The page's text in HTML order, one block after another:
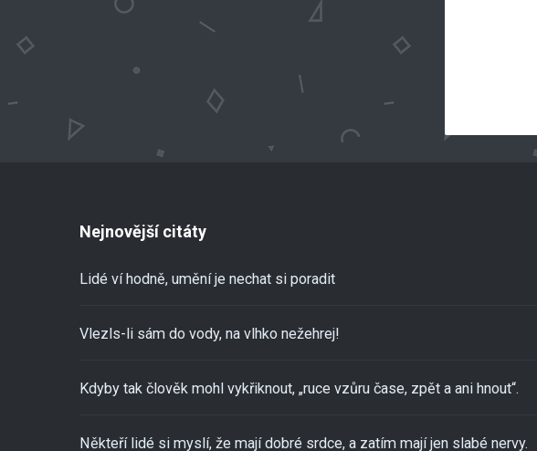
Nejnovější citáty
Lidé ví hodně, umění je nechat si poradit
Vlezls-li sám do vody, na vlhko nežehrej!
Kdyby tak člověk mohl vykřiknout, „ruce vzůru čase, zpět a ani hnout“.
Někteří lidé si myslí, že mají dobré srdce, a zatím mají jen slabé nervy.